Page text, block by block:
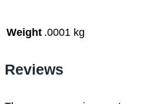
Weight .0001 kg
Reviews